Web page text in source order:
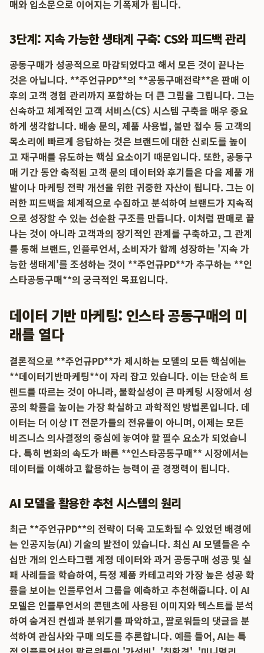
매와 입소문으로 이어지는 기폭제가 됩니다.
3단계: 지속 가능한 생태계 구축: CS와 피드백 관리
공동구매가 성공적으로 마감되었다고 해서 모든 것이 끝나는
것은 아닙니다. **주언규PD**의 **공동구매전략**은 판매 이
후의 고객 경험 관리까지 포함하는 더 큰 그림을 그립니다. 그는
신속하고 체계적인 고객 서비스(CS) 시스템 구축을 매우 중요
하게 생각합니다. 배송 문의, 제품 사용법, 불만 접수 등 고객의
목소리에 빠르게 응답하는 것은 브랜드에 대한 신뢰도를 높이
고 재구매를 유도하는 핵심 요소이기 때문입니다. 또한, 공동구
매 기간 동안 축적된 고객 문의 데이터와 후기들은 다음 제품 개
발이나 마케팅 전략 개선을 위한 귀중한 자산이 됩니다. 그는 이
러한 피드백을 체계적으로 수집하고 분석하여 브랜드가 지속적
으로 성장할 수 있는 선순환 구조를 만듭니다. 이처럼 판매로 끝
나는 것이 아니라 고객과의 장기적인 관계를 구축하고, 그 관계
를 통해 브랜드, 인플루언서, 소비자가 함께 성장하는 '지속 가
능한 생태계'를 조성하는 것이 **주언규PD**가 추구하는 **인
스타공동구매**의 궁극적인 목표입니다.
데이터 기반 마케팅: 인스타 공동구매의 미
래를 열다
결론적으로 **주언규PD**가 제시하는 모델의 모든 핵심에는
**데이터기반마케팅**이 자리 잡고 있습니다. 이는 단순히 트
렌드를 따르는 것이 아니라, 불확실성이 큰 마케팅 시장에서 성
공의 확률을 높이는 가장 확실하고 과학적인 방법론입니다. 데
이터는 더 이상 IT 전문가들의 전유물이 아니며, 이제는 모든
비즈니스 의사결정의 중심에 놓여야 할 필수 요소가 되었습니
다. 특히 변화의 속도가 빠른 **인스타공동구매** 시장에서는
데이터를 이해하고 활용하는 능력이 곧 경쟁력이 됩니다.
AI 모델을 활용한 추천 시스템의 원리
최근 **주언규PD**의 전략이 더욱 고도화될 수 있었던 배경에
는 인공지능(AI) 기술의 발전이 있습니다. 최신 AI 모델들은 수
십만 개의 인스타그램 계정 데이터와 과거 공동구매 성공 및 실
패 사례들을 학습하여, 특정 제품 카테고리와 가장 높은 성공 확
률을 보이는 인플루언서 그룹을 예측하고 추천해줍니다. 이 AI
모델은 인플루언서의 콘텐츠에 사용된 이미지와 텍스트를 분석
하여 숨겨진 컨셉과 분위기를 파악하고, 팔로워들의 댓글을 분
석하여 관심사와 구매 의도를 추론합니다. 예를 들어, AI는 특